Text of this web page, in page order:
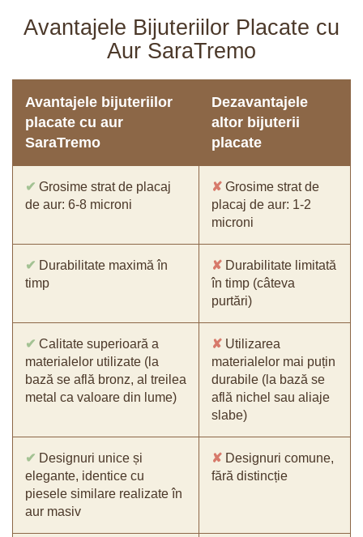
Avantajele Bijuteriilor Placate cu
Aur SaraTremo
Avantajele bijuteriilor
placate cu aur
SaraTremo
Dezavantajele
altor bijuterii
placate
✔ Grosime strat de placaj
de aur: 6-8 microni
✘ Grosime strat de
placaj de aur: 1-2
microni
✔ Durabilitate maximă în
timp
✘ Durabilitate limitată
în timp (câteva
purtări)
✔ Calitate superioară a
materialelor utilizate (la
bază se află bronz, al treilea
metal ca valoare din lume)
✘ Utilizarea
materialelor mai puțin
durabile (la bază se
află nichel sau aliaje
slabe)
✔ Designuri unice și
elegante, identice cu
piesele similare realizate în
aur masiv
✘ Designuri comune,
fără distincție